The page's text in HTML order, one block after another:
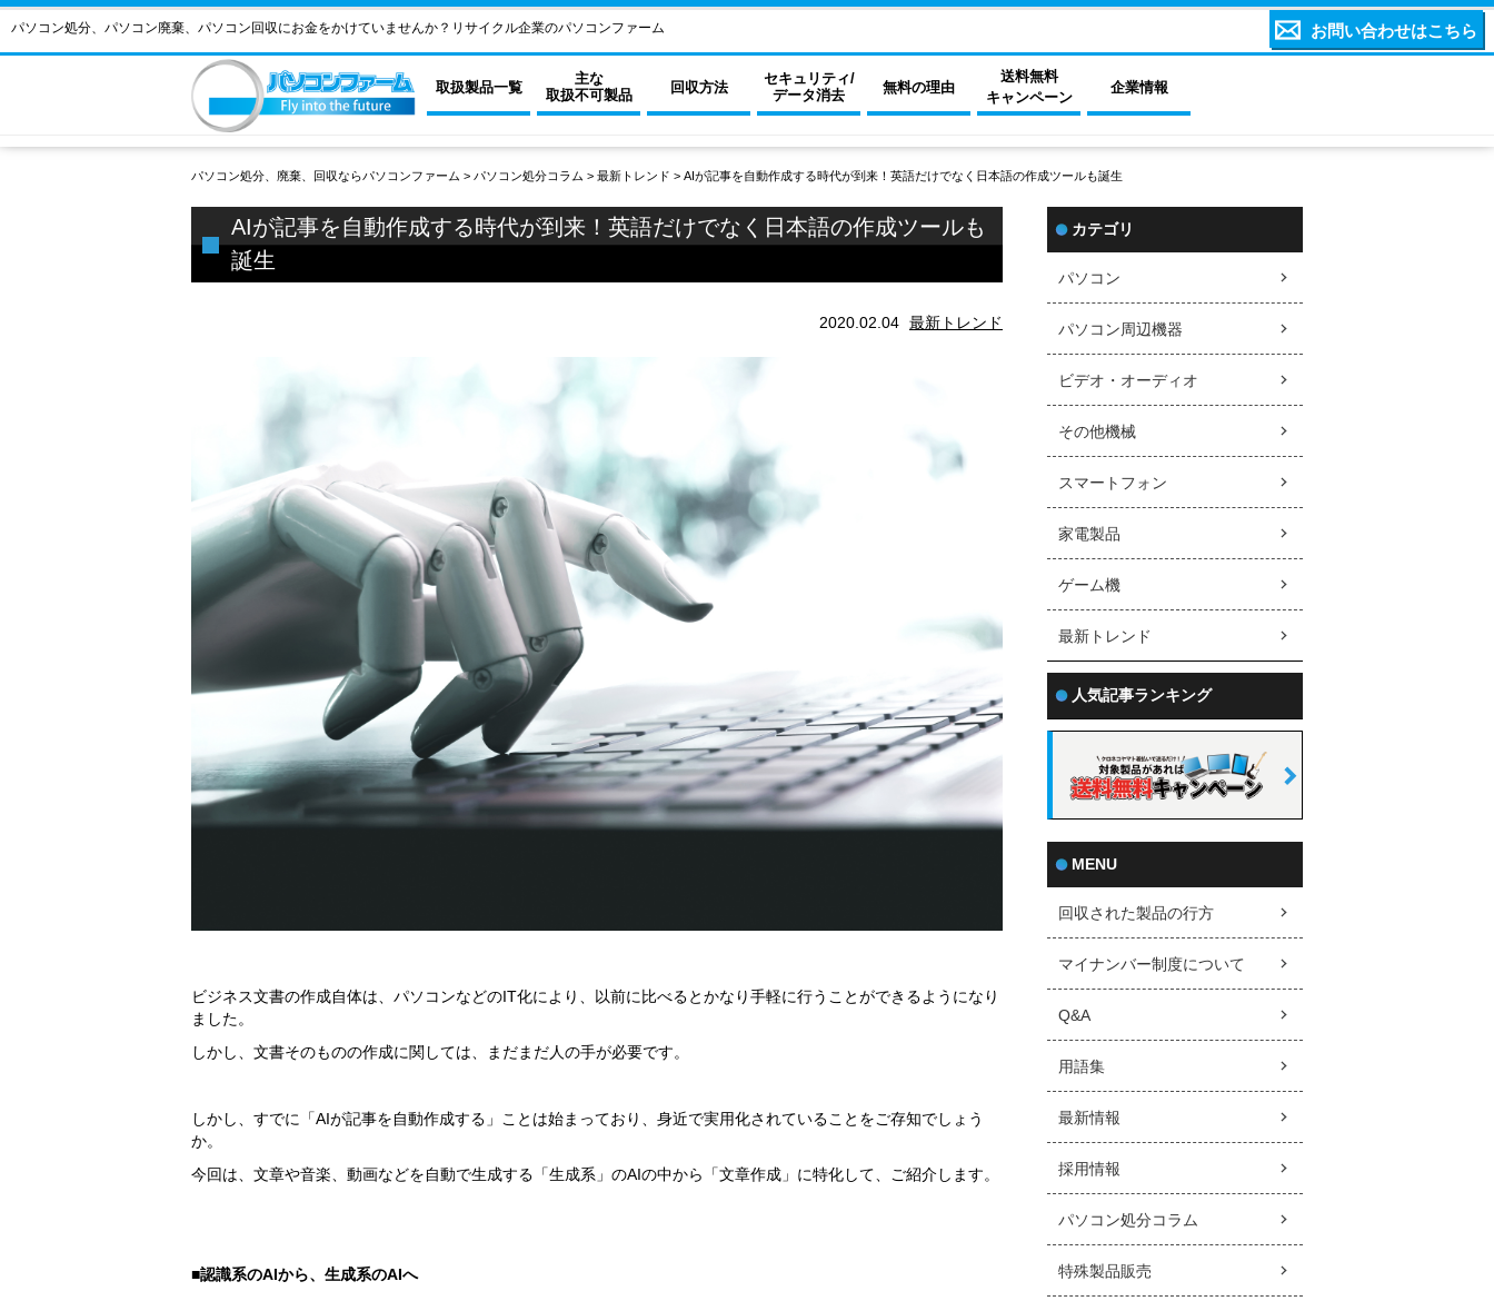
パソコン処分、パソコン廃棄、パソコン回収にお金をかけていませんか？リサイクル企業のパソコンファーム お問い合わせはこちら
取扱製品一覧
主な
取扱不可製品
回収方法
セキュリティ/
データ消去
無料の理由
送料無料
キャンペーン
企業情報
パソコン処分、廃棄、回収ならパソコンファーム > パソコン処分コラム > 最新トレンド > AIが記事を自動作成する時代が到来！英語だけでなく日本語の作成ツールも誕生
AIが記事を自動作成する時代が到来！英語だけでなく日本語の作成ツールも
誕生
2020.02.04 最新トレンド
ビジネス文書の作成自体は、パソコンなどのIT化により、以前に比べるとかなり手軽に行うことができるようになり
ました。
しかし、文書そのものの作成に関しては、まだまだ人の手が必要です。
しかし、すでに「AIが記事を自動作成する」ことは始まっており、身近で実用化されていることをご存知でしょう
か。
今回は、文章や音楽、動画などを自動で生成する「生成系」のAIの中から「文章作成」に特化して、ご紹介します。
■認識系のAIから、生成系のAIへ
カテゴリ
パソコン
パソコン周辺機器
ビデオ・オーディオ
その他機械
スマートフォン
家電製品
ゲーム機
最新トレンド
人気記事ランキング
MENU
回収された製品の行方
マイナンバー制度について
Q&A
用語集
最新情報
採用情報
パソコン処分コラム
特殊製品販売